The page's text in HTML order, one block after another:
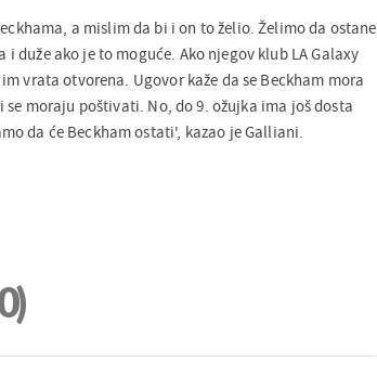
a mislim da bi i on to želio. Želimo da ostane
i duže ako je to moguće. Ako njegov klub LA Galaxy
vrata otvorena. Ugovor kaže da se Beckham mora
se moraju poštivati. No, do 9. ožujka ima još dosta
da će Beckham ostati', kazao je Galliani.